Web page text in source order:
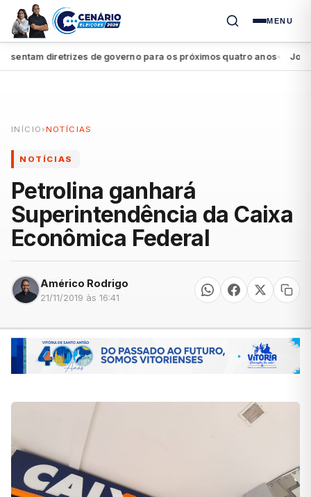
MENU
diretrizes de governo para os próximos quatro anos● João
INÍCIO › NOTÍCIAS
NOTÍCIAS
Petrolina ganhará
Superintendência da Caixa
Econômica Federal
Américo Rodrigo
21/11/2019 às 16:41